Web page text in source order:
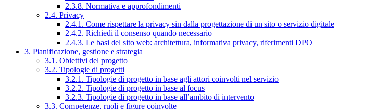
2.3.8. Normativa e approfondimenti
2.4. Privacy
2.4.1. Come rispettare la privacy sin dalla progettazione di un sito o servizio digitale
2.4.2. Richiedi il consenso quando necessario
2.4.3. Le basi del sito web: architettura, informativa privacy, riferimenti DPO
3. Pianificazione, gestione e strategia
3.1. Obiettivi del progetto
3.2. Tipologie di progetti
3.2.1. Tipologie di progetto in base agli attori coinvolti nel servizio
3.2.2. Tipologie di progetto in base al focus
3.2.3. Tipologie di progetto in base all’ambito di intervento
3.3. Competenze, ruoli e figure coinvolte